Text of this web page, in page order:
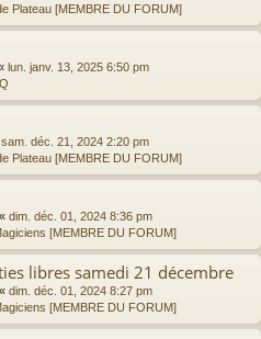
Plateau [MEMBRE DU FORUM]
lun. janv. 13, 2025 6:50 pm
sam. déc. 21, 2024 2:20 pm
Plateau [MEMBRE DU FORUM]
dim. déc. 01, 2024 8:36 pm
[MEMBRE DU FORUM]
libres samedi 21 décembre
dim. déc. 01, 2024 8:27 pm
[MEMBRE DU FORUM]